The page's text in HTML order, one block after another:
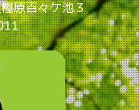
原百々ケ池３